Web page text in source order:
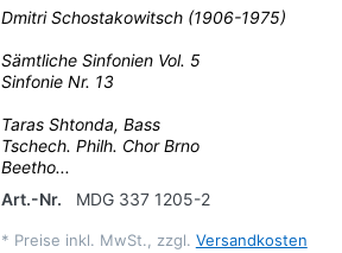
Dmitri Schostakowitsch (1906-1975)
Sämtliche Sinfonien Vol. 5
Sinfonie Nr. 13
Taras Shtonda, Bass
Tschech. Philh. Chor Brno
Beetho...
Art.-Nr.
MDG 337 1205-2
* Preise inkl. MwSt., zzgl. Versandkosten